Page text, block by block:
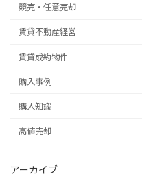
競売・任意売却
賃貸不動産経営
賃貸成約物件
購入事例
購入知識
高値売却
アーカイブ